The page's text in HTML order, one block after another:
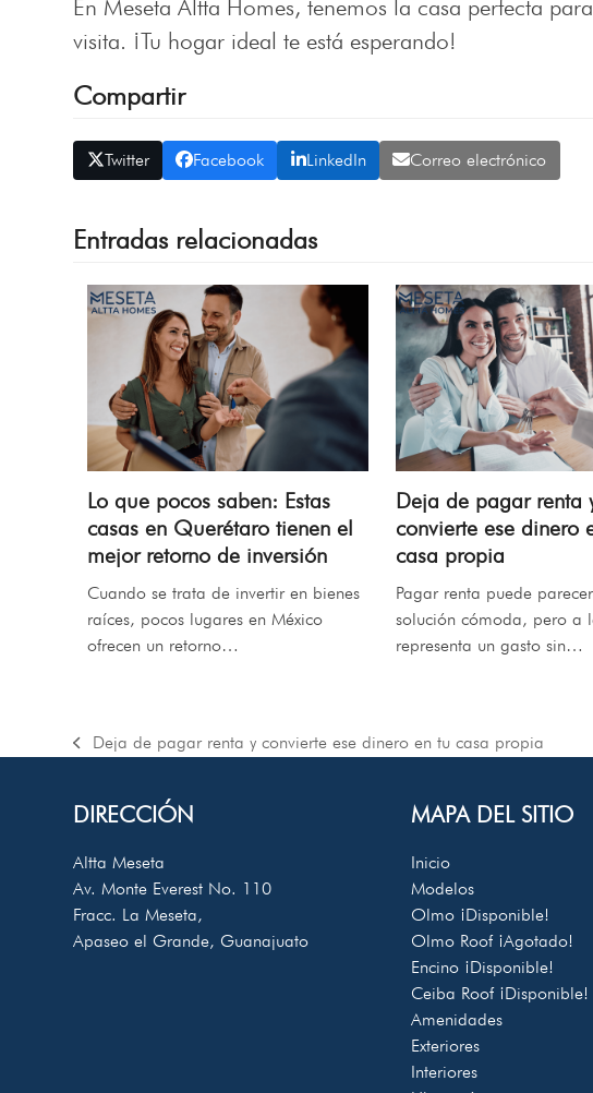
En Meseta Altta Homes, tenemos la casa perfecta
visita. ¡Tu hogar ideal te está esperando!
Compartir
Twitter Facebook LinkedIn Correo electrónico
Entradas relacionadas
Lo que pocos saben: Estas
casas en Querétaro tienen el
mejor retorno de inversión
Cuando se trata de invertir en bienes
raíces, pocos lugares en México
ofrecen un retorno…
Deja de pagar renta
convierte ese dinero
casa propia
Pagar renta puede
solución cómoda, pero a
representa un gasto sin…
previous
Deja de pagar renta y convierte ese dinero en tu casa propia
DIRECCIÓN
Altta Meseta
Av. Monte Everest No. 110
Fracc. La Meseta,
Apaseo el Grande, Guanajuato
MAPA DEL SITIO
Inicio
Modelos
Olmo ¡Disponible!
Olmo Roof ¡Agotado!
Encino ¡Disponible!
Ceiba Roof ¡Disponible!
Amenidades
Exteriores
Interiores